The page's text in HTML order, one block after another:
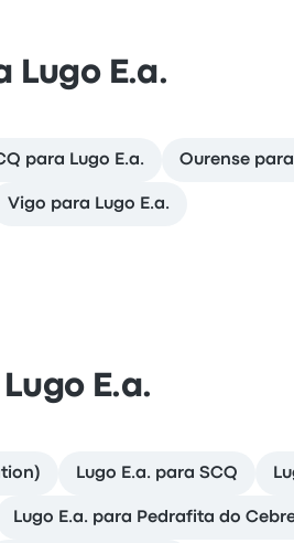
Lugo E.a.
para Lugo E.a. Ourense
Vigo para Lugo E.a.
E.a.
Lugo E.a. para SCQ
Lugo E.a. para Pedrafita do